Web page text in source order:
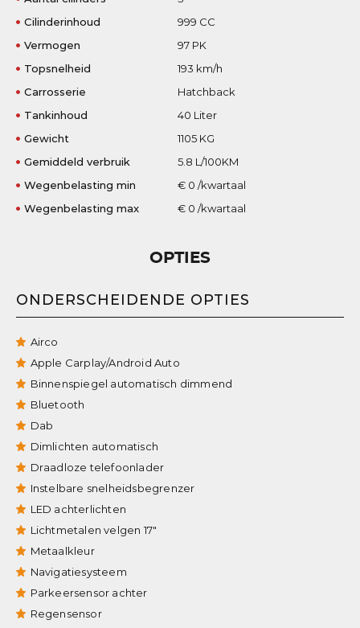
Cilinderinhoud
999 CC
Vermogen
97 PK
Topsnelheid
193 km/h
Carrosserie
Hatchback
Tankinhoud
40 Liter
Gewicht
1105 KG
Gemiddeld verbruik
5.8 L/100KM
Wegenbelasting min
€ 0 /kwartaal
Wegenbelasting max
€ 0 /kwartaal
OPTIES
ONDERSCHEIDENDE OPTIES
Airco
Apple Carplay/Android Auto
Binnenspiegel automatisch dimmend
Bluetooth
Dab
Dimlichten automatisch
Draadloze telefoonlader
Instelbare snelheidsbegrenzer
LED achterlichten
Lichtmetalen velgen 17"
Metaalkleur
Navigatiesysteem
Parkeersensor achter
Regensensor